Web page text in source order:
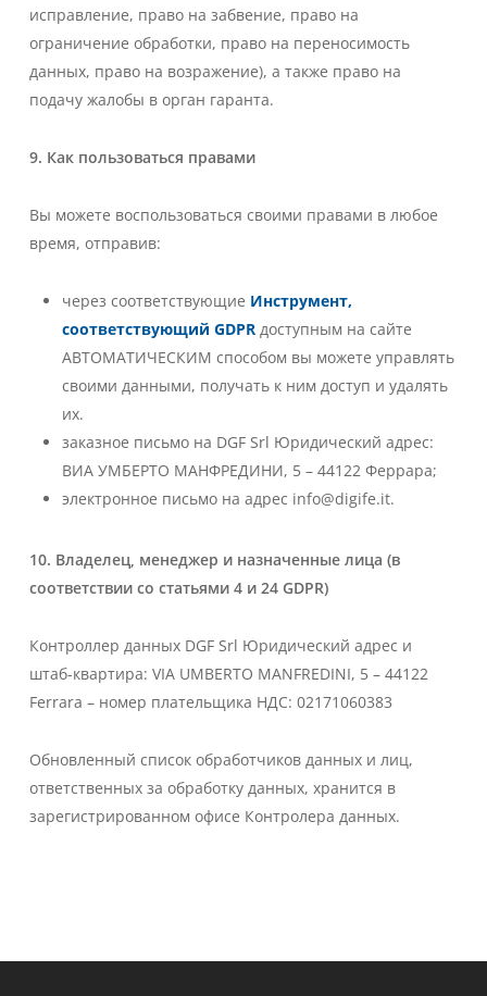
исправление, право на забвение, право на
ограничение обработки, право на переносимость
данных, право на возражение), а также право на
подачу жалобы в орган гаранта.
9. Как пользоваться правами
Вы можете воспользоваться своими правами в любое
время, отправив:
через соответствующие Инструмент,
соответствующий GDPRдоступным на сайте
АВТОМАТИЧЕСКИМ способом вы можете управлять
своими данными, получать к ним доступ и удалять
их.
заказное письмо на DGF Srl Юридический адрес:
ВИА УМБЕРТО МАНФРЕДИНИ, 5 – 44122 Феррара;
электронное письмо на адрес info@digife.it.
10. Владелец, менеджер и назначенные лица (в
соответствии со статьями 4 и 24 GDPR)
Контроллер данных DGF Srl Юридический адрес и
штаб-квартира: VIA UMBERTO MANFREDINI, 5 – 44122
Ferrara – номер плательщика НДС: 02171060383
Обновленный список обработчиков данных и лиц,
ответственных за обработку данных, хранится в
зарегистрированном офисе Контролера данных.